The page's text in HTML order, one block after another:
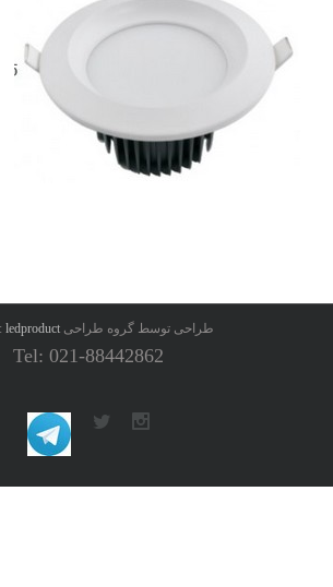
طراحی توسط گروه طراحی led4m :ledproduct
Tel: 021-88442862